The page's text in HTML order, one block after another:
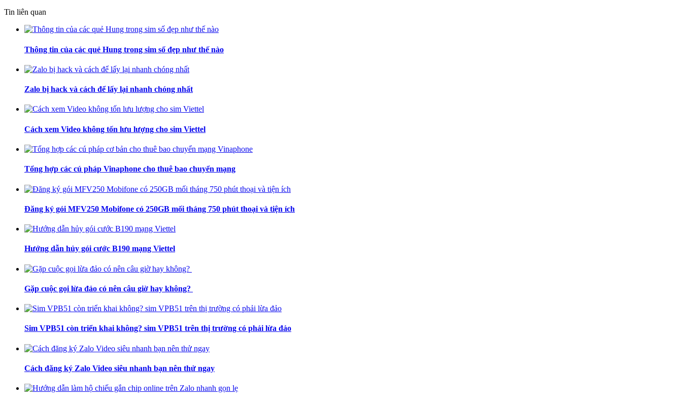
Tin liên quan
Thông tin của các quẻ Hung trong sim số đẹp như thế nào
Zalo bị hack và cách để lấy lại nhanh chóng nhất
Cách xem Video không tốn lưu lượng cho sim Viettel
Tổng hợp các cú pháp Vinaphone cho thuê bao chuyển mạng
Đăng ký gói MFV250 Mobifone có 250GB mối tháng 750 phút thoại và tiện ích
Hướng dẫn hủy gói cước B190 mạng Viettel
Gặp cuộc gọi lừa đảo có nên câu giờ hay không?
Sim VPB51 còn triển khai không? sim VPB51 trên thị trường có phải lừa đảo
Cách đăng ký Zalo Video siêu nhanh bạn nên thử ngay